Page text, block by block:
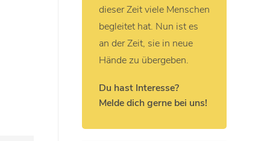
dieser Zeit viele Menschen
begleitet hat. Nun ist es
an der Zeit, sie in neue
Hände zu übergeben.
Du hast Interesse?
Melde dich gerne bei uns!